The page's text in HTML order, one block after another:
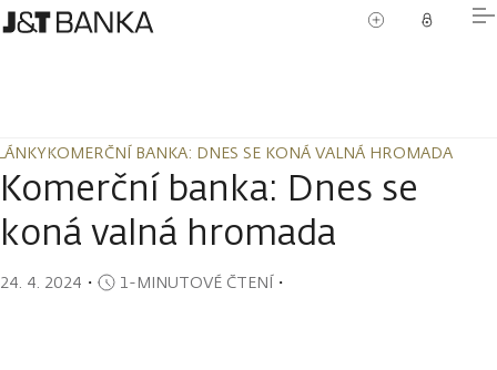
KOMERČNÍ BANKA: DNES SE KONÁ VALNÁ HROMADA
KOMERČNÍ BANKA: DNES SE KONÁ VALNÁ HROMADA
Komerční banka: Dnes se
koná valná hromada
24. 4. 2024 ・ 1-MINUTOVÉ ČTENÍ・